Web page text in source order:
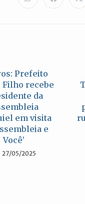
em
nova
em
nova
em
Prefeito
Filho recebe
da
em visita
e
Você’
27/05/2025